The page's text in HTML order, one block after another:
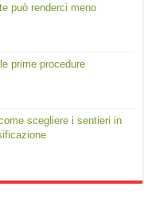
può renderci meno
prime procedure
scegliere i sentieri in